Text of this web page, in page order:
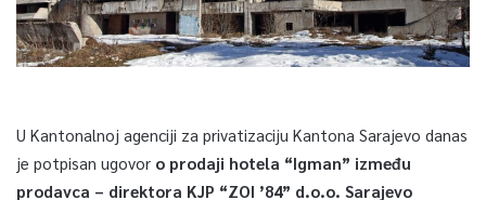
U Kantonalnoj agenciji za privatizaciju Kantona Sarajevo danas
je potpisan ugovor o prodaji hotela “Igman” između
prodavca – direktora KJP “ZOI ’84” d.o.o. Sarajevo